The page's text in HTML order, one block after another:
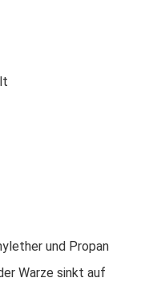
und Propan
Warze sinkt auf